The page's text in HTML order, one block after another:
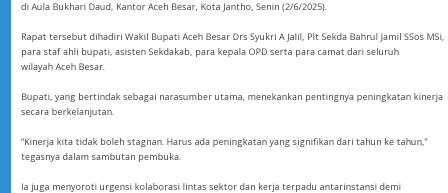
di Aula Bukhari Daud, Kantor Aceh Besar, Kota Jantho, Senin (2/6/2025).
Rapat tersebut dihadiri Wakil Bupati Aceh Besar Drs Syukri A Jalil, Plt Sekda Bahrul Jamil SSos MSi,
para staf ahli bupati, asisten Sekdakab, para kepala OPD serta para camat dari seluruh
wilayah Aceh Besar.
Bupati, yang bertindak sebagai narasumber utama, menekankan pentingnya peningkatan kinerja
secara berkelanjutan.
“Kinerja kita tidak boleh stagnan. Harus ada peningkatan yang signifikan dari tahun ke tahun,”
tegasnya dalam sambutan pembuka.
Ia juga menyoroti urgensi kolaborasi lintas sektor dan kerja terpadu antarinstansi demi